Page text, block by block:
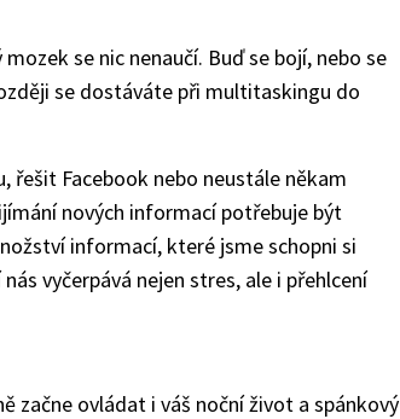
se nic nenaučí. Buď se bojí, nebo se
se dostáváte při multitaskingu do
řešit Facebook nebo neustále někam
nových informací potřebuje být
informací, které jsme schopni si
vyčerpává nejen stres, ale i přehlcení
začne ovládat i váš noční život a spánkový